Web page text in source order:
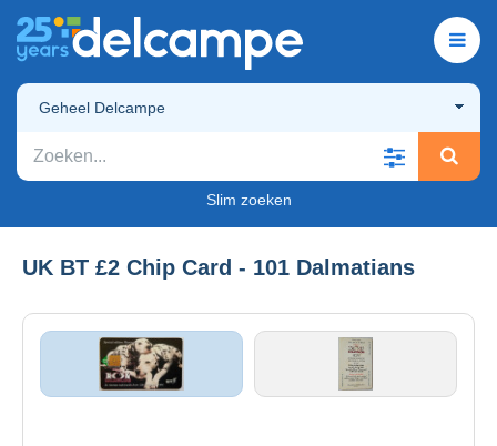
Geheel Delcampe
Slim zoeken
UK BT £2 Chip Card - 101 Dalmatians